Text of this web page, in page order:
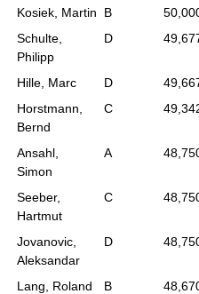
Kosiek, Martin
B
Schulte,
Philipp
D
Hille, Marc D
Horstmann,
Bernd
C
Ansahl,
Simon
A
Seeber,
Hartmut
C
Jovanovic,
Aleksandar
D
Lang, Roland B